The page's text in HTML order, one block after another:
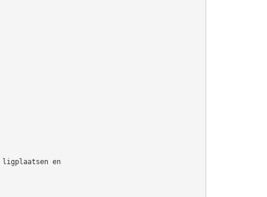
ligplaatsen en